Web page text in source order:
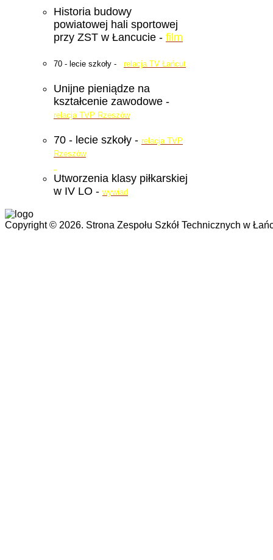
Historia budowy
powiatowej hali sportowej
przy ZST w Łancucie - film
70 - lecie szkoły - relacja TV Łańcut
Unijne pieniądze na
kształcenie zawodowe -
relacja TVP Rzeszów
70 - lecie szkoły - relacja TVP
Rzeszów
Utworzenia klasy piłkarskiej
w IV LO - wywiad
Copyright © 2026. Strona Zespołu Szkół Technicznych w